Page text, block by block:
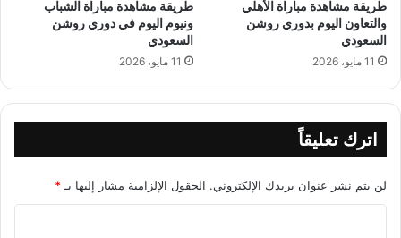
طريقة مشاهدة مباراة الأهلي
والتعاون اليوم بدوري روشن
السعودي
11 مايو، 2026
طريقة مشاهدة مباراة الشباب
ونيوم اليوم في دوري روشن
السعودي
11 مايو، 2026
اترك تعليقاً
لن يتم نشر عنوان بريدك الإلكتروني. الحقول الإلزامية مشار إليها بـ *